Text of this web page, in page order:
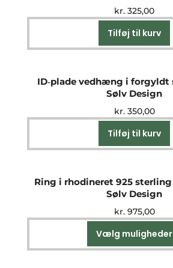
kr. 325,00
Tilføj til kurv
ID‑plade vedhæng i forgyldt
Sølv Design
kr.350,00
Tilføj til kurv
Ring i rhodineret 925 sterling
Sølv Design
kr.975,00
Vælg muligheder